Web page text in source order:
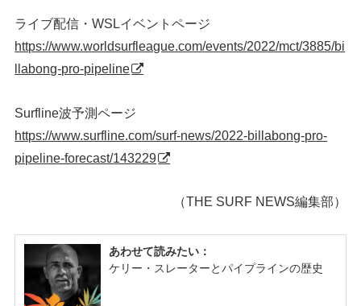
ライブ配信・WSLイベントページ
https://www.worldsurfleague.com/events/2022/mct/3885/bi
llabong-pro-pipeline
Surfline波予測ページ
https://www.surfline.com/surf-news/2022-billabong-pro-
pipeline-forecast/143229
（THE SURF NEWS編集部）